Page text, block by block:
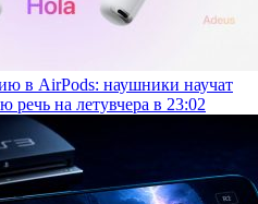
в AirPods: наушники научат
речь на летувчера в 23:02